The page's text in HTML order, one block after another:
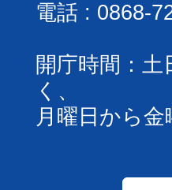
電話 : 0868-
開庁時間：
く、
月曜日から